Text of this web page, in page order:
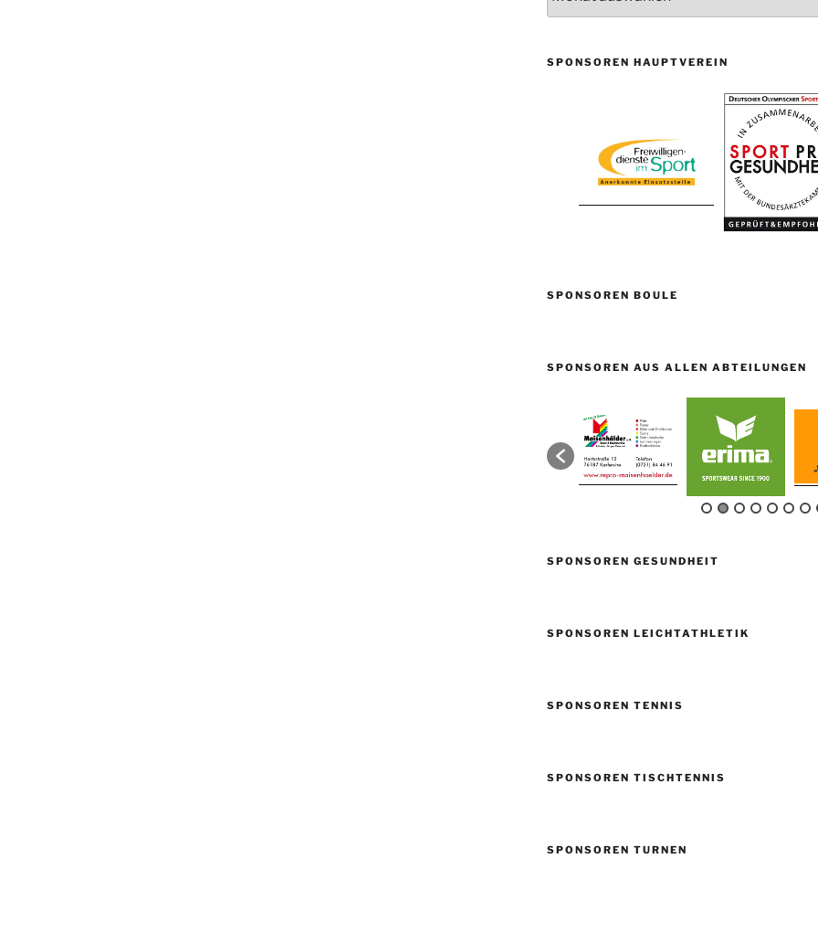
SPONSOREN HAUPTVEREIN
SPONSOREN BOULE
SPONSOREN AUS ALLEN ABTEILUNGEN
SPONSOREN GESUNDHEIT
SPONSOREN LEICHTATHLETIK
SPONSOREN TENNIS
SPONSOREN TISCHTENNIS
SPONSOREN TURNEN